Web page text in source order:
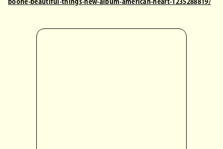
boone-beautiful-things-new-album-american-heart-1235288819/